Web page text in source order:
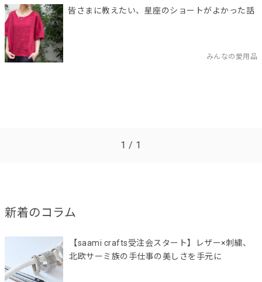
みんなの愛用品
皆さまに教えたい、星座のショートがよかった話
1 / 1
新着のコラム
【saami crafts受注会スタート】レザー×刺繍、
北欧サーミ族の手仕事の美しさを手元に